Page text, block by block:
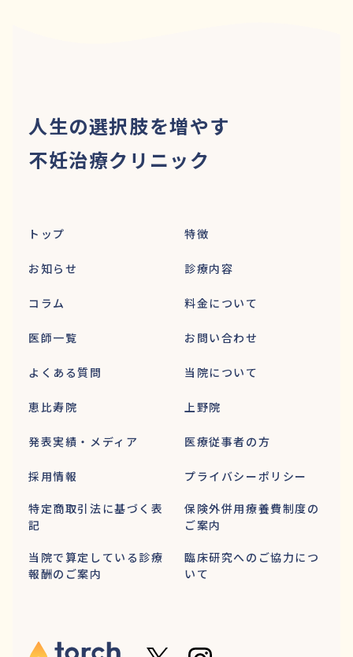
人生の選択肢を増やす
不妊治療クリニック
トップ 特徴
お知らせ 診療内容
コラム 料金について
医師一覧 お問い合わせ
よくある質問 当院について
恵比寿院 上野院
発表実績・メディア 医療従事者の方
採用情報 プライバシーポリシー
特定商取引法に基づく表
記
保険外併用療養費制度の
ご案内
当院で算定している診療
報酬のご案内
臨床研究へのご協力につ
いて